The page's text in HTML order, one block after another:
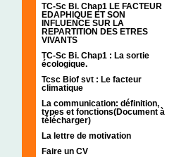
TC-Sc Bi. Chap1 LE FACTEUR
EDAPHIQUE ET SON
INFLUENCE SUR LA
REPARTITION DES ETRES
VIVANTS
TC-Sc Bi. Chap1 : La sortie
écologique.
Tcsc Biof svt : Le facteur
climatique
La communication: définition,
types et fonctions(Document à
télécharger)
La lettre de motivation
Faire un CV